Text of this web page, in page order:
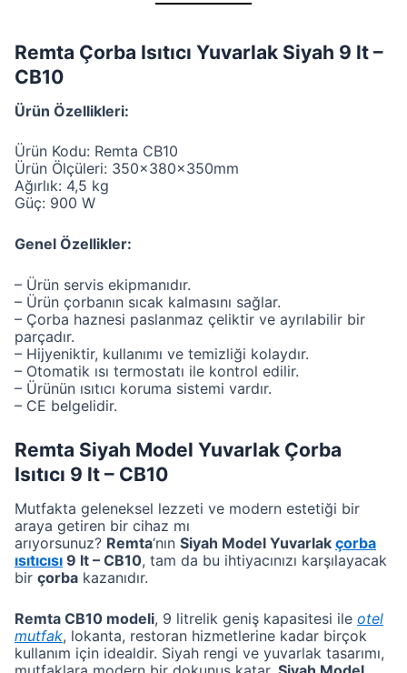
Remta Çorba Isıtıcı Yuvarlak Siyah 9 lt –
CB10
Ürün Özellikleri:
Ürün Kodu: Remta CB10
Ürün Ölçüleri: 350x380x350mm
Ağırlık: 4,5 kg
Güç: 900 W
Genel Özellikler:
– Ürün servis ekipmanıdır.
– Ürün çorbanın sıcak kalmasını sağlar.
– Çorba haznesi paslanmaz çeliktir ve ayrılabilir bir
parçadır.
– Hijyeniktir, kullanımı ve temizliği kolaydır.
– Otomatik ısı termostatı ile kontrol edilir.
– Ürünün ısıtıcı koruma sistemi vardır.
– CE belgelidir.
Remta Siyah Model Yuvarlak Çorba
Isıtıcı 9 lt – CB10
Mutfakta geleneksel lezzeti ve modern estetiği bir
araya getiren bir cihaz mı
arıyorsunuz? Remta‘nın Siyah Model Yuvarlak çorba
ısıtıcısı 9 lt – CB10, tam da bu ihtiyacınızı karşılayacak
bir çorba kazanıdır.
Remta CB10 modeli, 9 litrelik geniş kapasitesi ile otel
mutfak, lokanta, restoran hizmetlerine kadar birçok
kullanım için idealdir. Siyah rengi ve yuvarlak tasarımı,